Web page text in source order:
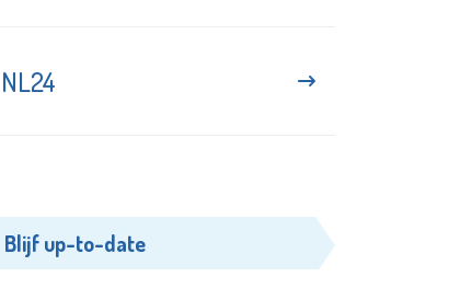
NL24
Blijf up-to-date